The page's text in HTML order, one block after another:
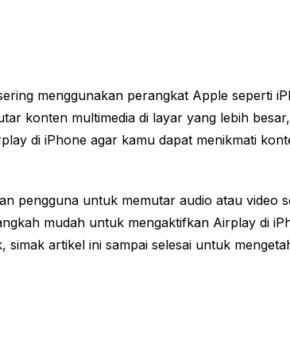
menggunakan perangkat Apple seperti
konten multimedia di layar yang lebih
di iPhone agar kamu dapat menikmati
pengguna untuk memutar audio atau video
mudah untuk mengaktifkan Airplay di
artikel ini sampai selesai untuk